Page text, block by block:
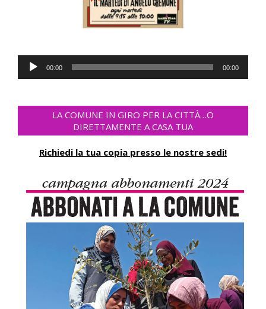
Audio
Player
00:00 00:00
LA COMUNE IN GIRO PER LA CITTÀ…O
DIRETTAMENTE A CASA TUA
Richiedi la tua copia presso le nostre sedi!